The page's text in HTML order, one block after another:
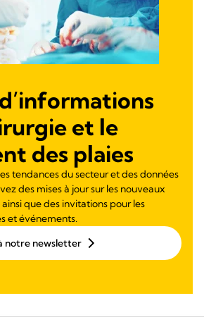
et le
des plaies
tendances du secteur et des données
des mises à jour sur les nouveaux
que des invitations pour les
et événements.
notre newsletter